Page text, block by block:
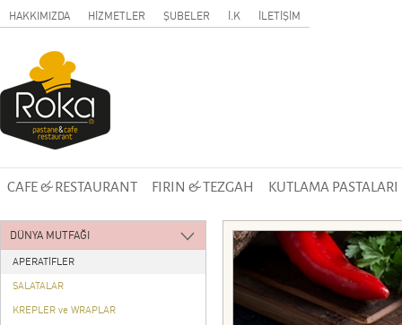
HAKKIMIZDA HİZMETLER ŞUBELER İ.K İLETİŞİM
CAFE & RESTAURANT FIRIN & TEZGAH KUTLAMA PASTALARI
DÜNYA MUTFAĞI
APERATİFLER
SALATALAR
KREPLER ve WRAPLAR